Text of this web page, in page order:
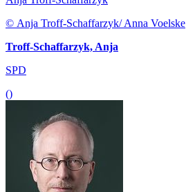
© Anja Troff-Schaffarzyk/ Anna Voelske
Troff-Schaffarzyk, Anja
SPD
()